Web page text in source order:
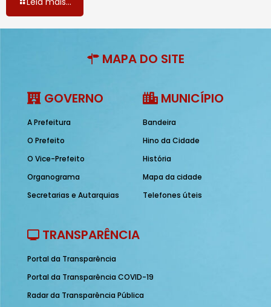
MAPA DO SITE
GOVERNO
A Prefeitura
O Prefeito
O Vice-Prefeito
Organograma
Secretarias e Autarquias
MUNICÍPIO
Bandeira
Hino da Cidade
História
Mapa da cidade
Telefones úteis
TRANSPARÊNCIA
Portal da Transparência
Portal da Transparência COVID-19
Radar da Transparência Pública